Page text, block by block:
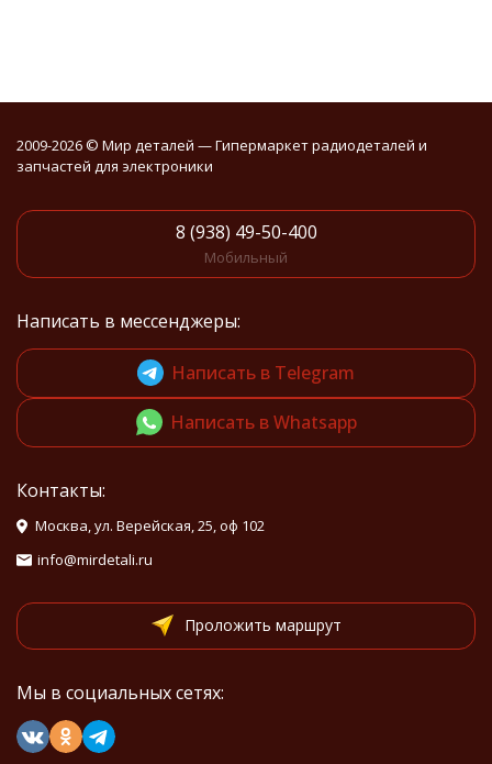
2009-2026 © Мир деталей — Гипермаркет радиодеталей и
запчастей для электроники
8 (938) 49-50-400
Мобильный
Написать в мессенджеры:
Написать в Telegram
Написать в Whatsapp
Контакты:
Москва, ул. Верейская, 25, оф 102
info@mirdetali.ru
Проложить маршрут
Мы в социальных сетях: